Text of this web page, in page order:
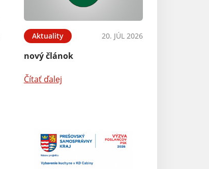
Aktuality 20. JÚL 2026
nový článok
Čítať ďalej